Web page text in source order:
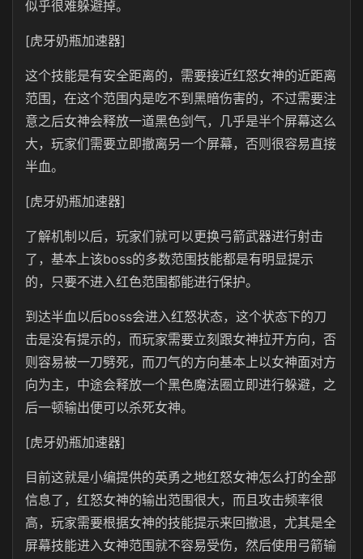
似乎很难躲避掉。
[虎牙奶瓶加速器]
这个技能是有安全距离的，需要接近红怒女神的近距离
范围，在这个范围内是吃不到黑暗伤害的，不过需要注
意之后女神会释放一道黑色剑气，几乎是半个屏幕这么
大，玩家们需要立即撤离另一个屏幕，否则很容易直接
半血。
[虎牙奶瓶加速器]
了解机制以后，玩家们就可以更换弓箭武器进行射击
了，基本上该boss的多数范围技能都是有明显提示
的，只要不进入红色范围都能进行保护。
到达半血以后boss会进入红怒状态，这个状态下的刀
击是没有提示的，而玩家需要立刻跟女神拉开方向，否
则容易被一刀劈死，而刀气的方向基本上以女神面对方
向为主，中途会释放一个黑色魔法圈立即进行躲避，之
后一顿输出便可以杀死女神。
[虎牙奶瓶加速器]
目前这就是小编提供的英勇之地红怒女神怎么打的全部
信息了，红怒女神的输出范围很大，而且攻击频率很
高，玩家需要根据女神的技能提示来回撤退，尤其是全
屏幕技能进入女神范围就不容易受伤，然后使用弓箭输